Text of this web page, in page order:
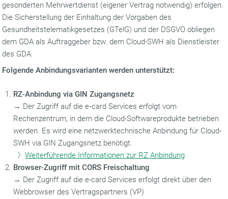
gesonderten Mehrwertdienst (eigener Vertrag notwendig) erfolgen.
Die Sicherstellung der Einhaltung der Vorgaben des
Gesundheitstelematikgesetzes (GTelG) und der DSGVO obliegen
dem GDA als Auftraggeber bzw. dem Cloud-SWH als Dienstleister
des GDA.
Folgende Anbindungsvarianten werden unterstützt:
RZ-Anbindung via GIN Zugangsnetz
→ Der Zugriff auf die e‑card Services erfolgt vom
Rechenzentrum, in dem die Cloud-Softwareprodukte betrieben
werden. Es wird eine netzwerktechnische Anbindung für Cloud-
SWH via GIN Zugangsnetz benötigt.
Weiterführende Informationen zur RZ Anbindung
Browser-Zugriff mit CORS Freischaltung
→ Der Zugriff auf die e-card Services erfolgt direkt über den
Webbrowser des Vertragspartners (VP)